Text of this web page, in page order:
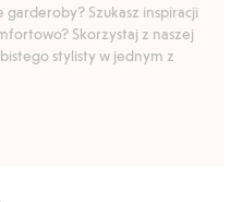
Szukasz inspiracji
Skorzystaj z naszej
stylisty w jednym z